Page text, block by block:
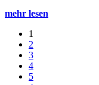
mehr lesen
1
2
3
4
5